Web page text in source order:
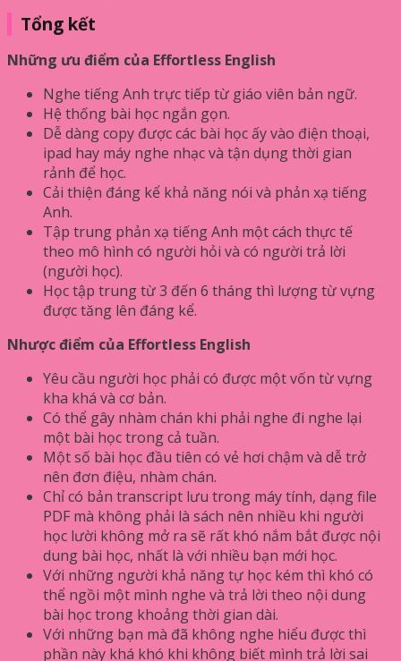
Tổng kết
Những ưu điểm của Effortless English
Nghe tiếng Anh trực tiếp từ giáo viên bản ngữ.
Hệ thống bài học ngắn gọn.
Dễ dàng copy được các bài học ấy vào điện thoại,
ipad hay máy nghe nhạc và tận dụng thời gian
rảnh để học.
Cải thiện đáng kể khả năng nói và phản xạ tiếng
Anh.
Tập trung phản xạ tiếng Anh một cách thực tế
theo mô hình có người hỏi và có người trả lời
(người học).
Học tập trung từ 3 đến 6 tháng thì lượng từ vựng
được tăng lên đáng kể.
Nhược điểm của Effortless English
Yêu cầu người học phải có được một vốn từ vựng
kha khá và cơ bản.
Có thể gây nhàm chán khi phải nghe đi nghe lại
một bài học trong cả tuần.
Một số bài học đầu tiên có vẻ hơi chậm và dễ trở
nên đơn điệu, nhàm chán.
Chỉ có bản transcript lưu trong máy tính, dạng file
PDF mà không phải là sách nên nhiều khi người
học lười không mở ra sẽ rất khó nắm bắt được nội
dung bài học, nhất là với nhiều bạn mới học.
Với những người khả năng tự học kém thì khó có
thể ngồi một mình nghe và trả lời theo nội dung
bài học trong khoảng thời gian dài.
Với những bạn mà đã không nghe hiểu được thì
phần này khá khó khi không biết mình trả lời sai